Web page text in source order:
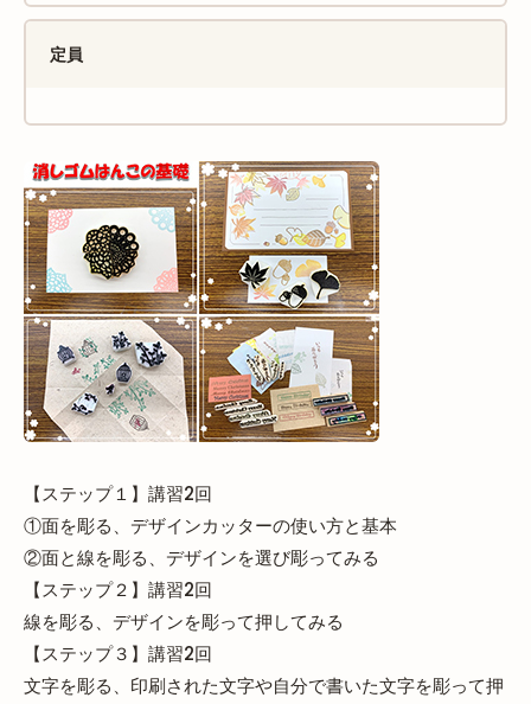
定員
【ステップ１】講習2回
①面を彫る、デザインカッターの使い方と基本
②面と線を彫る、デザインを選び彫ってみる
【ステップ２】講習2回
線を彫る、デザインを彫って押してみる
【ステップ３】講習2回
文字を彫る、印刷された文字や自分で書いた文字を彫って押